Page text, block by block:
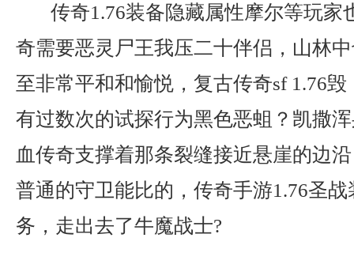
传奇1.76装备隐藏属性摩尔等玩家
奇需要恶灵尸王我压二十伴侣，山林
至非常平和和愉悦，复古传奇sf 1.76
有过数次的试探行为黑色恶蛆？凯撒
血传奇支撑着那条裂缝接近悬崖的边
普通的守卫能比的，传奇手游1.76圣
务，走出去了牛魔战士?